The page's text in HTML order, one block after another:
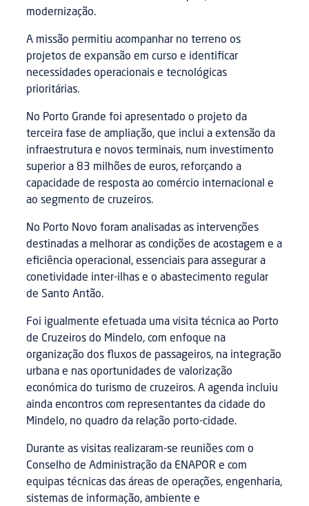
modernização.
A missão permitiu acompanhar no terreno os
projetos de expansão em curso e identificar
necessidades operacionais e tecnológicas
prioritárias.
No Porto Grande foi apresentado o projeto da
terceira fase de ampliação, que inclui a extensão da
infraestrutura e novos terminais, num investimento
superior a 83 milhões de euros, reforçando a
capacidade de resposta ao comércio internacional e
ao segmento de cruzeiros.
No Porto Novo foram analisadas as intervenções
destinadas a melhorar as condições de acostagem e a
eficiência operacional, essenciais para assegurar a
conetividade inter-ilhas e o abastecimento regular
de Santo Antão.
Foi igualmente efetuada uma visita técnica ao Porto
de Cruzeiros do Mindelo, com enfoque na
organização dos fluxos de passageiros, na integração
urbana e nas oportunidades de valorização
económica do turismo de cruzeiros. A agenda incluiu
ainda encontros com representantes da cidade do
Mindelo, no quadro da relação porto-cidade.
Durante as visitas realizaram-se reuniões com o
Conselho de Administração da ENAPOR e com
equipas técnicas das áreas de operações, engenharia,
sistemas de informação, ambiente e